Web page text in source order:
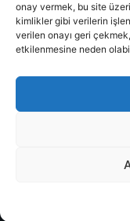
onay vermek, bu site
kimlikler gibi verilerin
verilen onayı geri
etkilenmesine neden
İnternet portalımızda
içeriğin hakları
basılı ya da
e-Mail